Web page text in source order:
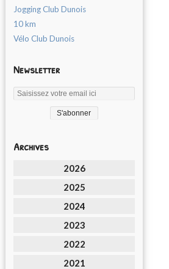
Jogging Club Dunois
10 km
Vélo Club Dunois
Newsletter
Archives
2026
2025
2024
2023
2022
2021